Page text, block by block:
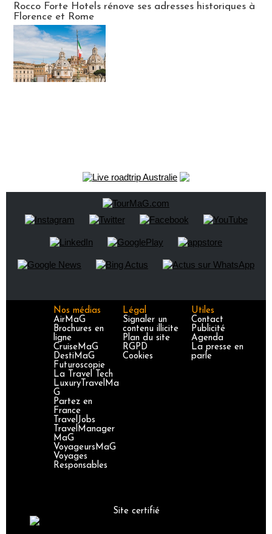
Rocco Forte Hotels rénove ses adresses historiques à
Florence et Rome
Nos médias
AirMaG
Brochures en
ligne
CruiseMaG
DestiMaG
Futuroscopie
La Travel Tech
LuxuryTravelMa
G
Partez en
France
TravelJobs
TravelManager
MaG
VoyageursMaG
Voyages
Responsables
Légal
Signaler un
contenu illicite
Plan du site
RGPD
Cookies
Utiles
Contact
Publicité
Agenda
La presse en
parle
Site certifié